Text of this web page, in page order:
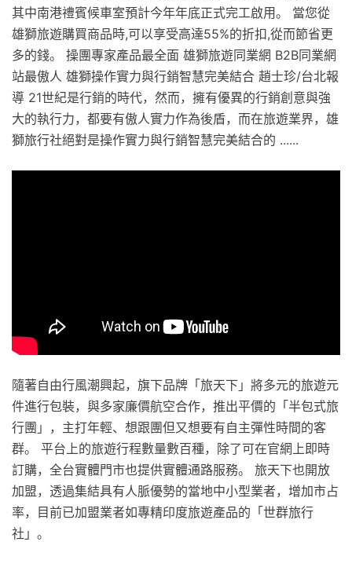
其中南港禮賓候車室預計今年年底正式完工啟用。 當您從
雄獅旅遊購買商品時,可以享受高達55%的折扣,從而節省更
多的錢。 操團專家產品最全面 雄獅旅遊同業網 B2B同業網
站最傲人 雄獅操作實力與行銷智慧完美結合 趙士珍/台北報
導 21世紀是行銷的時代，然而，擁有優異的行銷創意與強
大的執行力，都要有傲人實力作為後盾，而在旅遊業界，雄
獅旅行社絕對是操作實力與行銷智慧完美結合的 ......
隨著自由行風潮興起，旗下品牌「旅天下」將多元的旅遊元
件進行包裝，與多家廉價航空合作，推出平價的「半包式旅
行團」，主打年輕、想跟團但又想要有自主彈性時間的客
群。 平台上的旅遊行程數量數百種，除了可在官網上即時
訂購，全台實體門市也提供實體通路服務。 旅天下也開放
加盟，透過集結具有人脈優勢的當地中小型業者，增加市占
率，目前已加盟業者如專精印度旅遊產品的「世群旅行
社」。